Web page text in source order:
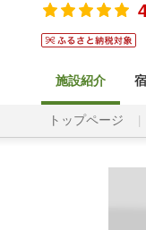
施設紹介
トップページ